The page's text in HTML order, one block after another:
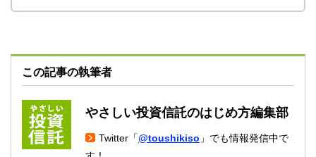
この記事の執筆者
やさしい投資信託のはじめ方編集部
Twitter「@toushikiso 」でも情報発信中で